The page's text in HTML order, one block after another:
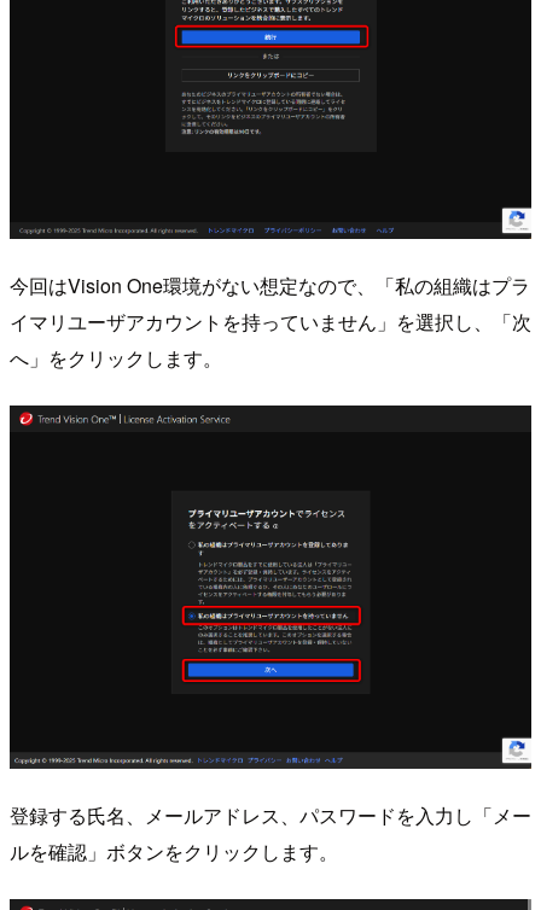
今回はVision One環境がない想定なので、「私の組織はプラ
イマリユーザアカウントを持っていません」を選択し、「次
へ」をクリックします。
登録する氏名、メールアドレス、パスワードを入力し「メー
ルを確認」ボタンをクリックします。